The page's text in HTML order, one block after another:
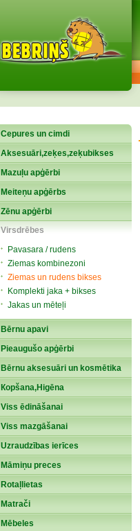
Cepures un cimdi
Aksesuāri,zeķes,zeķubikses
Mazuļu apģērbi
Meiteņu apģērbs
Zēnu apģērbi
Virsdrēbes
Pavasara / rudens
Ziemas kombinezoni
Ziemas un rudens bikses
Komplekti jaka + bikses
Jakas un mēteļi
Bērnu apavi
Pieaugušo apģērbi
Bērnu aksesuāri un kosmētika
Кopšana,Higēna
Viss ēdināšanai
Viss mazgāšanai
Uzraudzības ierīces
Māmiņu preces
Rotaļlietas
Matrači
Mēbeles